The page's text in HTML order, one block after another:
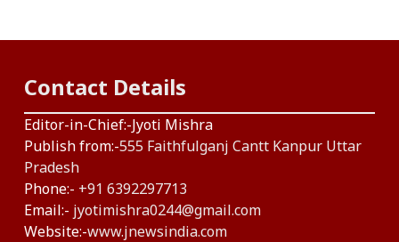
Contact Details
Editor-in-Chief:-Jyoti Mishra
Publish from:-555 Faithfulganj Cantt Kanpur Uttar
Pradesh
Phone:- +91 6392297713
Email:- jyotimishra0244@gmail.com
Website:-www.jnewsindia.com